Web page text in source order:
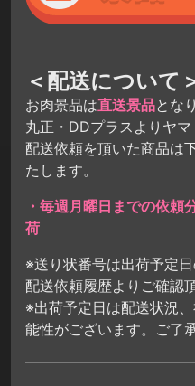
＜配送について
お肉景品は直送景品とな
丸正・DDプラスよりヤマ
配送依頼を頂いた商品は
たします。
・毎週月曜日までの依
荷
※送り状番号は出荷予定
配送依頼履歴よりご確認
※出荷予定日は配送状況
能性がございます。ご了